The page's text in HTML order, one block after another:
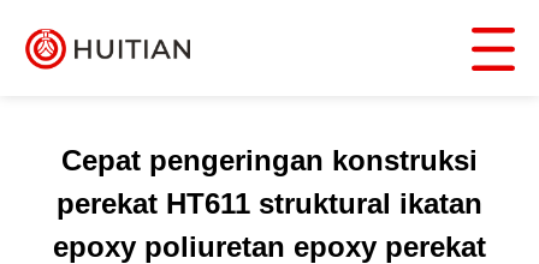
Cepat pengeringan konstruksi
perekat HT611 struktural ikatan
epoxy poliuretan epoxy perekat